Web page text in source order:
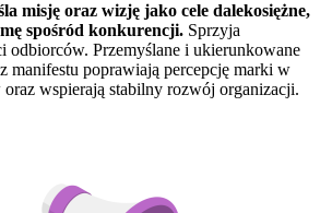
misję oraz wizję jako cele dalekosiężne,
spośród konkurencji. Sprzyja
odbiorców. Przemyślane i ukierunkowane
manifestu poprawiają percepcję marki w
wspierają stabilny rozwój organizacji.